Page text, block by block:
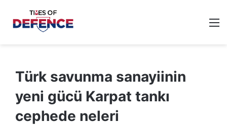
Türk savunma sanayiinin
yeni gücü Karpat tankı
cephede neleri